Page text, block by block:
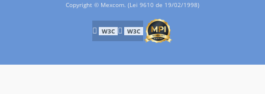
Copyright © Mexcom. (Lei 9610 de 19/02/1998)
W3C W3C